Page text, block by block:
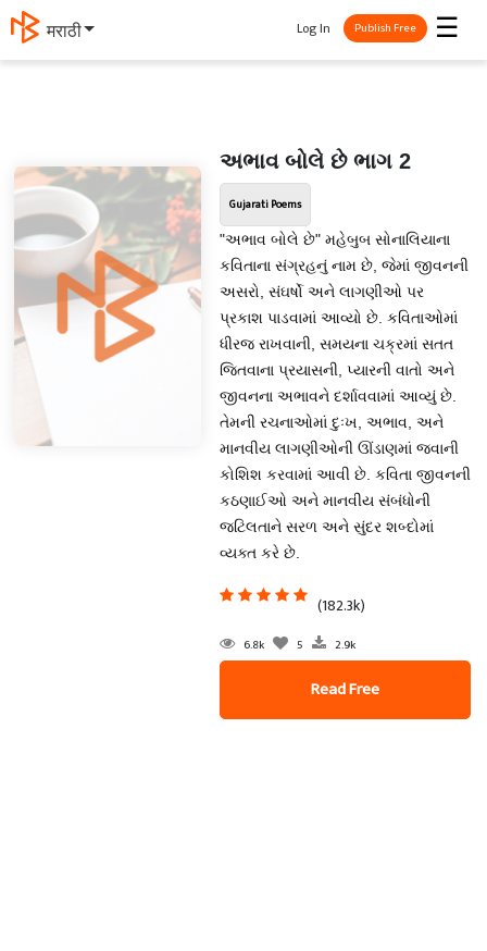
मराठी ☰
Log In Publish Free
અભાવ બોલે છે ભાગ 2
Gujarati Poems
"અભાવ બોલે છે" મહેબુબ સોનાલિયાના
કવિતાના સંગ્રહનું નામ છે, જેમાં જીવનની
અસરો, સંઘર્ષો અને લાગણીઓ પર
પ્રકાશ પાડવામાં આવ્યો છે. કવિતાઓમાં
ધીરજ રાખવાની, સમયના ચક્રમાં સતત
જિતવાના પ્રયાસની, પ્યારની વાતો અને
જીવનના અભાવને દર્શાવવામાં આવ્યું છે.
તેમની રચનાઓમાં દુઃખ, અભાવ, અને
માનવીય લાગણીઓની ઊંડાણમાં જવાની
કોશિશ કરવામાં આવી છે. કવિતા જીવનની
કઠણાઈઓ અને માનવીય સંબંધોની
જટિલતાને સરળ અને સુંદર શબ્દોમાં
વ્યક્ત કરે છે.
(182.3k)
6.8k 5 2.9k
Read Free